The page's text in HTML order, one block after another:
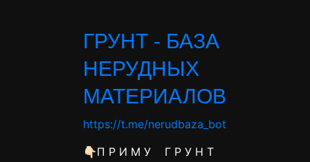
ГРУНТ - БАЗА
НЕРУДНЫХ
МАТЕРИАЛОВ
https://t.me/nerudbaza_bot
👇🏻П Р И М У Г Р У Н Т